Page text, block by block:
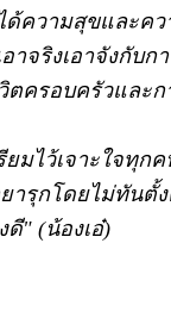
วามสุขและคว
าจริงเอาจังกับ
ครอบครัวและ
มไว้เจาะใจทุ
ารุกโดยไม่ทันตั้
ดี" (น้องเอ๋)